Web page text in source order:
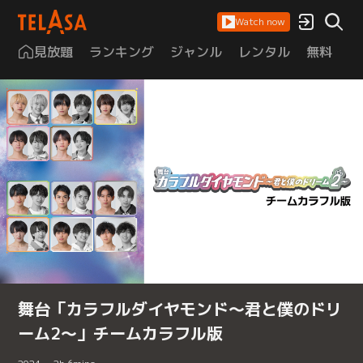
Watch now
見放題 ランキング ジャンル レンタル 無料
舞台「カラフルダイヤモンド～君と僕のドリ
ーム2～」チームカラフル版